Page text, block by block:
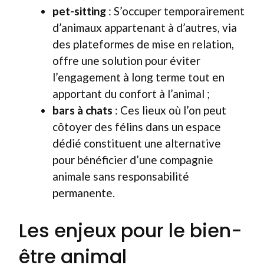
pet-sitting : S’occuper temporairement
d’animaux appartenant à d’autres, via
des plateformes de mise en relation,
offre une solution pour éviter
l’engagement à long terme tout en
apportant du confort à l’animal ;
bars à chats : Ces lieux où l’on peut
côtoyer des félins dans un espace
dédié constituent une alternative
pour bénéficier d’une compagnie
animale sans responsabilité
permanente.
Les enjeux pour le bien-
être animal